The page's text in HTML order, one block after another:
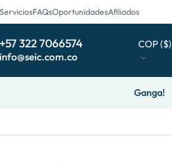
ServiciosFAQsOportunidadesAfiliados
+57 322 7066574
info@seic.com.co
COP ($)
Ganga!